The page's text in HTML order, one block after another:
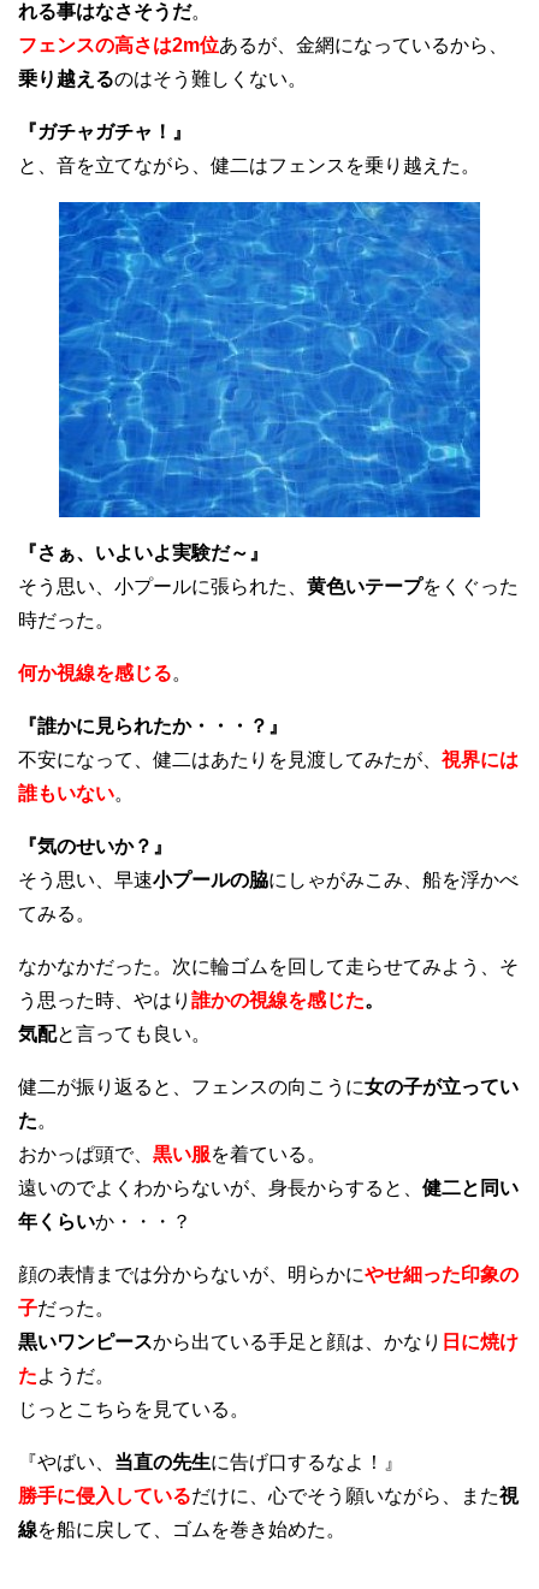
れる事はなさそうだ。
フェンスの高さは2m位あるが、金網になっているから、
乗り越えるのはそう難しくない。
『ガチャガチャ！』
と、音を立てながら、健二はフェンスを乗り越えた。
『さぁ、いよいよ実験だ～』
そう思い、小プールに張られた、 黄色いテープをくぐった
時だった。
何か視線を感じる。
『誰かに見られたか・・・？』
不安になって、健二はあたりを見渡してみたが、 視界には
誰もいない。
『気のせいか？』
そう思い、早速小プールの脇にしゃがみこみ、船を浮かべ
てみる。
なかなかだった。次に輪ゴムを回して走らせてみよう、そ
う思った時、やはり 誰かの視線を感じた。
気配と言っても良い。
健二が振り返ると、フェンスの向こうに女の子が立ってい
た。
おかっぱ頭で、 黒い服を着ている。
遠いのでよくわからないが、身長からすると、 健二と同い
年くらいか・・・？
顔の表情までは分からないが、明らかにやせ細った印象の
子だった。
黒いワンピースから出ている手足と顔は、かなり 日に焼け
たようだ。
じっとこちらを見ている。
『やばい、 当直の先生に告げ口するなよ！』
勝手に侵入しているだけに、心でそう願いながら、また視
線を船に戻して、ゴムを巻き始めた。